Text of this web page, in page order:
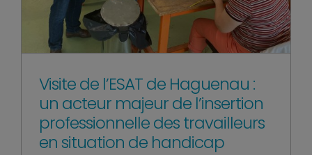
Visite de l’ESAT de Haguenau :
un acteur majeur de l’insertion
professionnelle des travailleurs
en situation de handicap